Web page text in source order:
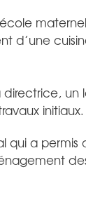
d’une
directrice,
initiaux.
qui a